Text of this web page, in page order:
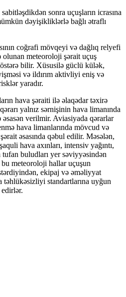
sonra uçuşların icrasına
dəyişikliklərlə bağlı ətraflı
coğrafi mövqeyi və dağlıq relyefi
olunan meteoroloji şərait uçuş
bilir. Xüsusilə güclü külək,
və ildırım aktivliyi eniş və
yaradır.
hava şəraiti ilə əlaqədar təxirə
yalnız sərnişinin hava limanında
verilmir. Aviasiyada qərarlar
hava limanlarında mövcud və
əsasında qəbul edilir. Məsələn,
hava axınları, intensiv yağıntı,
tufan buludları yer səviyyəsindən
meteoroloji hallar uçuşun
ekipaj və əməliyyat
standartlarına uyğun